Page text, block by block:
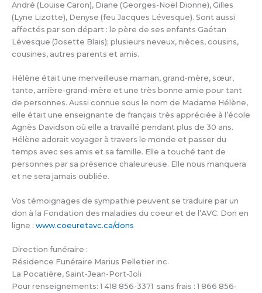
André (Louise Caron), Diane (Georges-Noël Dionne), Gilles
(Lyne Lizotte), Denyse (feu Jacques Lévesque). Sont aussi
affectés par son départ : le père de ses enfants Gaétan
Lévesque (Josette Blais); plusieurs neveux, nièces, cousins,
cousines, autres parents et amis.
Hélène était une merveilleuse maman, grand-mère, sœur,
tante, arrière-grand-mère et une très bonne amie pour tant
de personnes. Aussi connue sous le nom de Madame Hélène,
elle était une enseignante de français très appréciée à l’école
Agnès Davidson où elle a travaillé pendant plus de 30 ans.
Hélène adorait voyager à travers le monde et passer du
temps avec ses amis et sa famille. Elle a touché tant de
personnes par sa présence chaleureuse. Elle nous manquera
et ne sera jamais oubliée.
Vos témoignages de sympathie peuvent se traduire par un
don à la Fondation des maladies du coeur et de l’AVC. Don en
ligne : www.coeuretavc.ca/dons
Direction funéraire :
Résidence Funéraire Marius Pelletier inc.
La Pocatière, Saint-Jean-Port-Joli
Pour renseignements: 1 418 856-3371 sans frais : 1 866 856-